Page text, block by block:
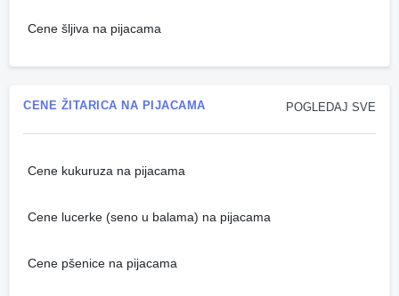
Cene šljiva na pijacama
POGLEDAJ SVE
CENE ŽITARICA NA PIJACAMA
Cene kukuruza na pijacama
Cene lucerke (seno u balama) na pijacama
Cene pšenice na pijacama